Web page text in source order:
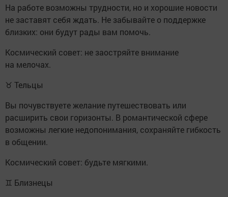
На работе возможны трудности, но и хорошие новости
не заставят себя ждать. Не забывайте о поддержке
близких: они будут рады вам помочь.
Космический совет: не заостряйте внимание
на мелочах.
♉ Тельцы
Вы почувствуете желание путешествовать или
расширить свои горизонты. В романтической сфере
возможны легкие недопонимания, сохраняйте гибкость
в общении.
Космический совет: будьте мягкими.
♊ Близнецы